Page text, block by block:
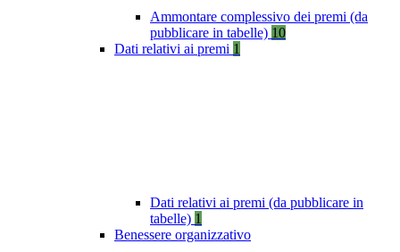
Ammontare complessivo dei premi (da
pubblicare in tabelle) 10
Dati relativi ai premi 1
Dati relativi ai premi (da pubblicare in
tabelle) 1
Benessere organizzativo